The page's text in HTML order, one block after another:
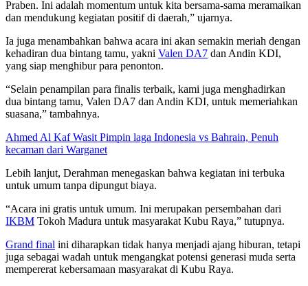
Praben. Ini adalah momentum untuk kita bersama-sama meramaikan
dan mendukung kegiatan positif di daerah,” ujarnya.
Ia juga menambahkan bahwa acara ini akan semakin meriah dengan
kehadiran dua bintang tamu, yakni Valen DA7 dan Andin KDI,
yang siap menghibur para penonton.
“Selain penampilan para finalis terbaik, kami juga menghadirkan
dua bintang tamu, Valen DA7 dan Andin KDI, untuk memeriahkan
suasana,” tambahnya.
Ahmed Al Kaf Wasit Pimpin laga Indonesia vs Bahrain, Penuh
kecaman dari Warganet
Lebih lanjut, Derahman menegaskan bahwa kegiatan ini terbuka
untuk umum tanpa dipungut biaya.
“Acara ini gratis untuk umum. Ini merupakan persembahan dari
IKBM Tokoh Madura untuk masyarakat Kubu Raya,” tutupnya.
Grand final ini diharapkan tidak hanya menjadi ajang hiburan, tetapi
juga sebagai wadah untuk mengangkat potensi generasi muda serta
mempererat kebersamaan masyarakat di Kubu Raya.